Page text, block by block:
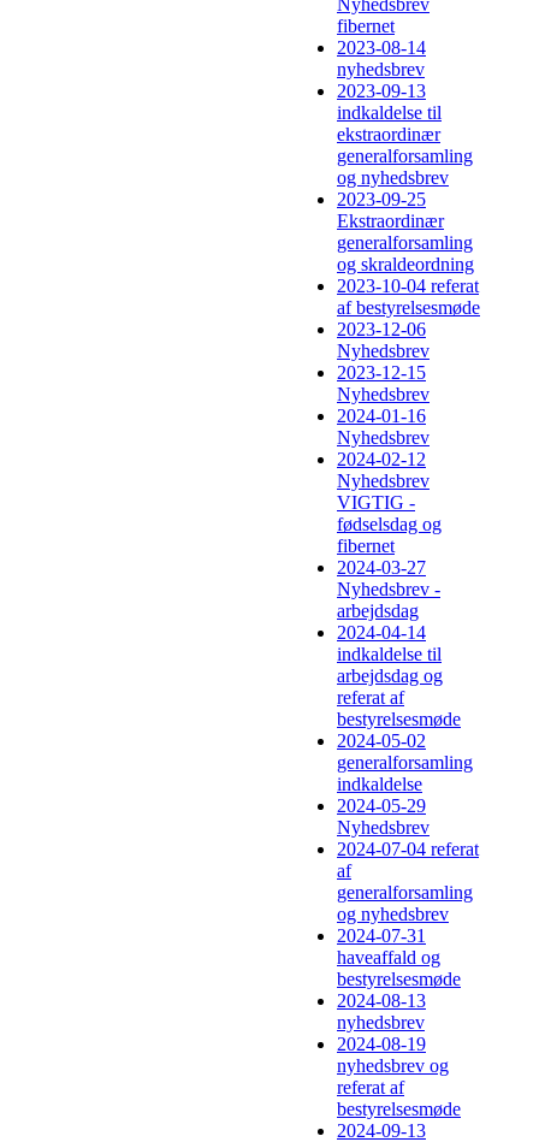
fibernet
2023-08-14
nyhedsbrev
2023-09-13
indkaldelse til
ekstraordinær
generalforsamling
og nyhedsbrev
2023-09-25
Ekstraordinær
generalforsamling
og skraldeordning
2023-10-04 referat
af bestyrelsesmøde
2023-12-06
Nyhedsbrev
2023-12-15
Nyhedsbrev
2024-01-16
Nyhedsbrev
2024-02-12
Nyhedsbrev
VIGTIG -
fødselsdag og
fibernet
2024-03-27
Nyhedsbrev -
arbejdsdag
2024-04-14
indkaldelse til
arbejdsdag og
referat af
bestyrelsesmøde
2024-05-02
generalforsamling
indkaldelse
2024-05-29
Nyhedsbrev
2024-07-04 referat
af
generalforsamling
og nyhedsbrev
2024-07-31
haveaffald og
bestyrelsesmøde
2024-08-13
nyhedsbrev
2024-08-19
nyhedsbrev og
referat af
bestyrelsesmøde
2024-09-13